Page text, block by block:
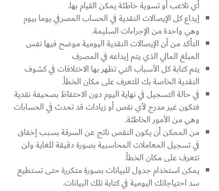
أي تلاعب أو تسوية خاطئة يمكن القيام بها.
إيداع كل الإيصالات النقدية في الحساب المصرفي يوما بيوم
وهي واحدة من الإجراءات السليمة.
التأكد من أن الإيصالات النقدية اليومية موضح فيها نفس
المبلغ المالي الذي يتم إيداعه في المصرف
يتم كتابة كل الأسباب التي تظهر بها الاختلافات في كشوف
النقدية الخاصة بك للتعرف على مكان الخطأ.
في حالة التسجيل في نهاية اليوم دون الاحتفاظ بصحيفة نقدية
فتكون غير مدرج لأي نقص أو زيادات قد تحدث في الحسابات
وهي من الأمور الخاطئة.
من الممكن أن يكون النقص ناتج عن السرقة بسبب إخفاق
في تسجيل المعاملات المحاسبية بصورة دقيقة للغاية ولن
تتعرف على مكان الخطأ.
يمكن استخدام جدول للبيانات بصورة متكررة حتى تستطيع
سد احتياجاتك اليومية في كتابة تلك البيانات.